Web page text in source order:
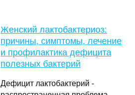
Женский лактобактериоз:
причины, симптомы, лечение
и профилактика дефицита
полезных бактерий
Дефицит лактобактерий -